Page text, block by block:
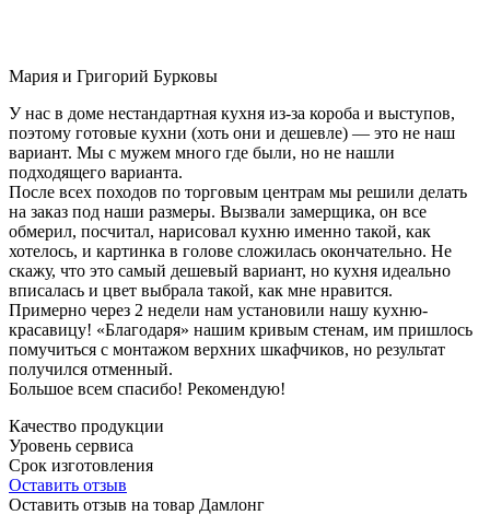
Мария и Григорий Бурковы
У нас в доме нестандартная кухня из-за короба и выступов,
поэтому готовые кухни (хоть они и дешевле) — это не наш
вариант. Мы с мужем много где были, но не нашли
подходящего варианта.
После всех походов по торговым центрам мы решили делать
на заказ под наши размеры. Вызвали замерщика, он все
обмерил, посчитал, нарисовал кухню именно такой, как
хотелось, и картинка в голове сложилась окончательно. Не
скажу, что это самый дешевый вариант, но кухня идеально
вписалась и цвет выбрала такой, как мне нравится.
Примерно через 2 недели нам установили нашу кухню-
красавицу! «Благодаря» нашим кривым стенам, им пришлось
помучиться с монтажом верхних шкафчиков, но результат
получился отменный.
Большое всем спасибо! Рекомендую!
Качество продукции
Уровень сервиса
Срок изготовления
Оставить отзыв
Оставить отзыв на товар Дамлонг